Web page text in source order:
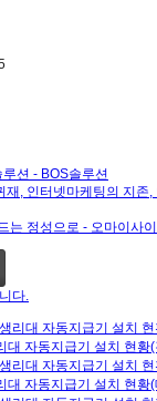
션 - BOS솔루션
재, 인터넷마케팅의 지존
는 정성으로 - 오마이사
다.
대 자동지급기 설치 현황(
대 자동지급기 설치 현황(